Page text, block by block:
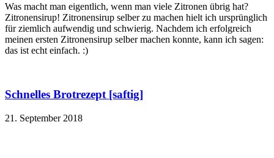
Was macht man eigentlich, wenn man viele Zitronen übrig hat?
Zitronensirup! Zitronensirup selber zu machen hielt ich ursprünglich
für ziemlich aufwendig und schwierig. Nachdem ich erfolgreich
meinen ersten Zitronensirup selber machen konnte, kann ich sagen:
das ist echt einfach. :)
Schnelles Brotrezept [saftig]
21. September 2018